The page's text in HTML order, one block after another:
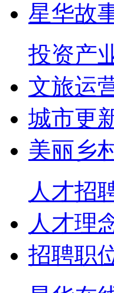
星华故
投资产
文旅运
城市更
美丽乡
人才招
人才理
招聘职